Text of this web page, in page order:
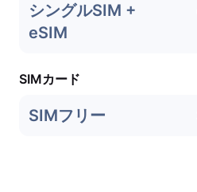
シングルSIM +
eSIM
SIMカード
SIMフリー